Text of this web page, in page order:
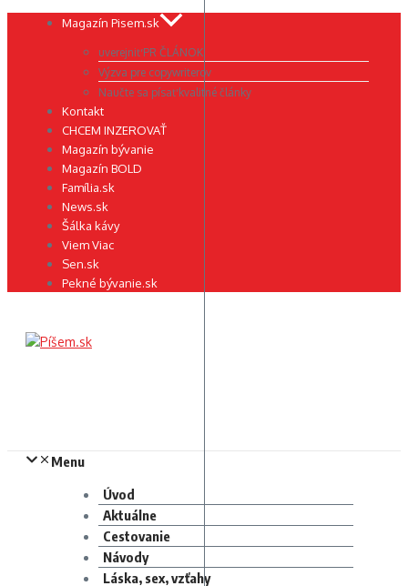
Preskočiť Magazín Pisem.sk
uverejniť PR ČLÁNOK
Výzva pre copywriterov
Naučte sa písať kvalitné články
Kontakt
CHCEM INZEROVAŤ
Magazín bývanie
Magazín BOLD
Família.sk
News.sk
Šálka kávy
Viem Viac
Sen.sk
Pekné bývanie.sk
Menu
Úvod
Aktuálne
Cestovanie
Návody
Láska, sex, vzťahy